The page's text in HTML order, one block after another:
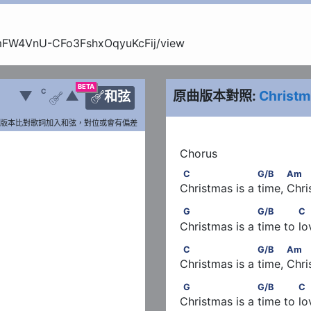
CFo3FshxOqyuKcFij/view
BETA
和弦
▼ C
 ▲ 原曲版本對照:
版本比對歌詞加入和弦，對位或會有偏差
　　　      Em
　　　Em
C                    G/B
C G/B Am
Christmas is a time,
G                    G/B
G G/B C
Christmas is a time to
C                    G/B
C G/B Am
Christmas is a time,
G                    G/B
G G/B C
Christmas is a time to